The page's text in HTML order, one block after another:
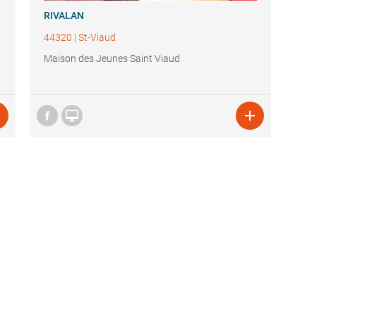
RIVALAN
44320 |St-Viaud
Maison des Jeunes Saint Viaud
 